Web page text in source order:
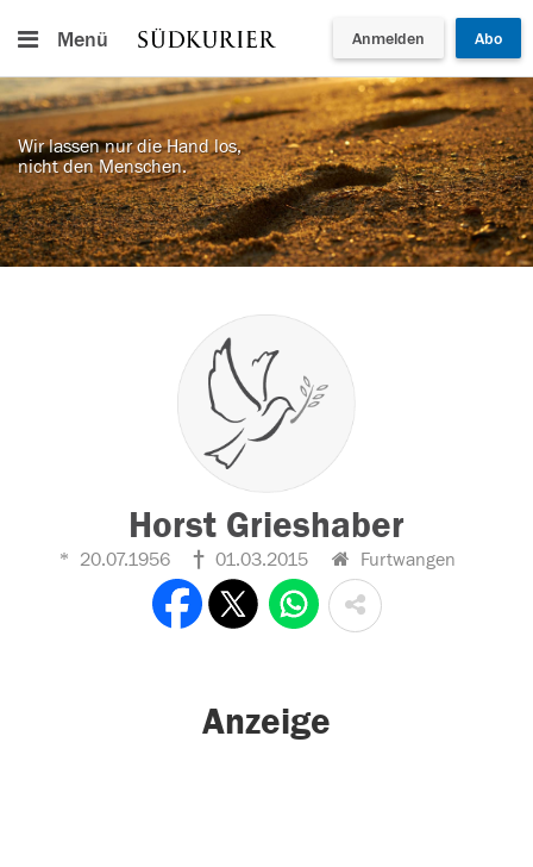
Menü Anmelden Abo
Wir lassen nur die Hand los,
nicht den Menschen.
Horst Grieshaber
20.07.1956 01.03.2015 Furtwangen
Anzeige